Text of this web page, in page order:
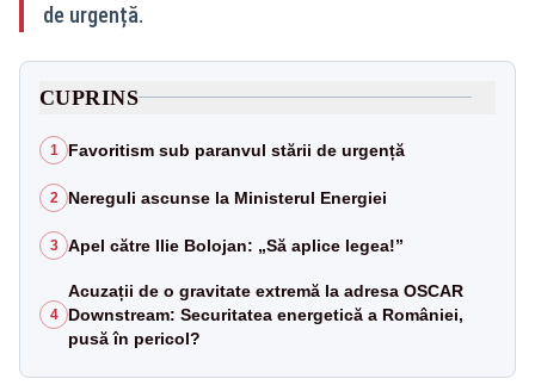
de urgență.
CUPRINS
1 Favoritism sub paranvul stării de urgență
2 Nereguli ascunse la Ministerul Energiei
3 Apel către Ilie Bolojan: „Să aplice legea!”
4
Acuzații de o gravitate extremă la adresa OSCAR
Downstream: Securitatea energetică a României,
pusă în pericol?